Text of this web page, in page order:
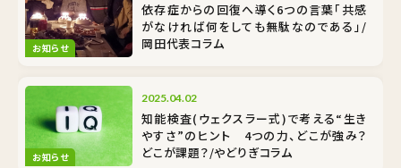
お知らせ
依存症からの回復へ導く6つの言葉「共感
がなければ何をしても無駄なのである」/
岡田代表コラム
お知らせ
2025.04.02
知能検査(ウェクスラー式)で考える“生き
やすさ”のヒント 4つの力、どこが強み？
どこが課題？/やどりぎコラム